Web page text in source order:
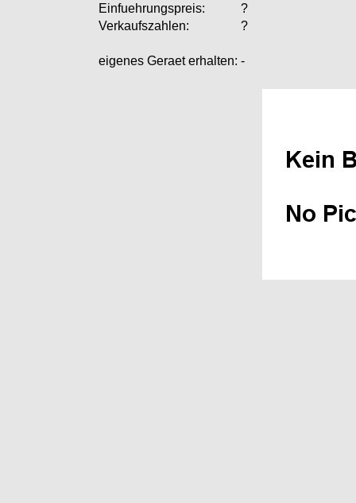
Einfuehrungspreis:
?
Verkaufszahlen:
?
eigenes Geraet erhalten: -